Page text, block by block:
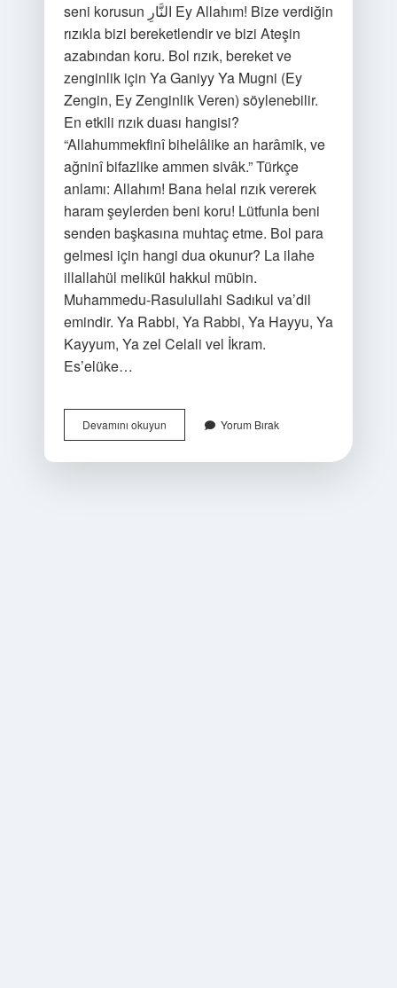
seni korusun النَّارِ Ey Allahım! Bize verdiğin
rızıkla bizi bereketlendir ve bizi Ateşin
azabından koru. Bol rızık, bereket ve
zenginlik için Ya Ganiyy Ya Mugni (Ey
Zengin, Ey Zenginlik Veren) söylenebilir.
En etkili rızık duası hangisi?
“Allahummekfinî bihelâlike an harâmik, ve
ağninî bifazlike ammen sivâk.” Türkçe
anlamı: Allahım! Bana helal rızık vererek
haram şeylerden beni koru! Lütfunla beni
senden başkasına muhtaç etme. Bol para
gelmesi için hangi dua okunur? La ilahe
illallahül melikül hakkul mübin.
Muhammedu-Rasulullahi Sadıkul va’dil
emindir. Ya Rabbi, Ya Rabbi, Ya Hayyu, Ya
Kayyum, Ya zel Celali vel İkram.
Es’elüke…
Devamını okuyunBol
Rızık
Yorum Bırak